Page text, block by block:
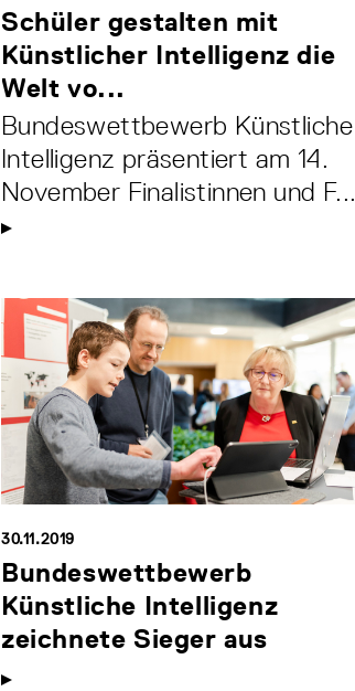
Schüler gestalten mit
Künstlicher Intelligenz die
Welt vo...
Bundeswettbewerb Künstliche
Intelligenz präsentiert am 14.
November Finalistinnen und F...
30.11.2019
Bundeswettbewerb
Künstliche Intelligenz
zeichnete Sieger aus